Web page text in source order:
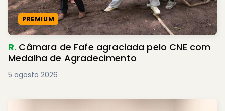
PREMIUM
R. Câmara de Fafe agraciada pelo CNE com
Medalha de Agradecimento
5 agosto 2026